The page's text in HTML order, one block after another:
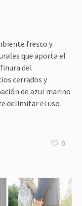
fresco y
que aporta el
del
cerrados y
de azul marino
delimitar el uso
0